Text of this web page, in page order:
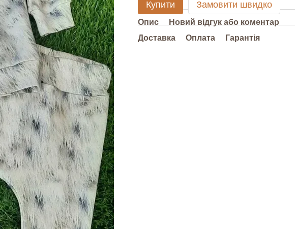
Купити Замовити швидко
Опис
Новий відгук або коментар
Доставка
Оплата Гарантія